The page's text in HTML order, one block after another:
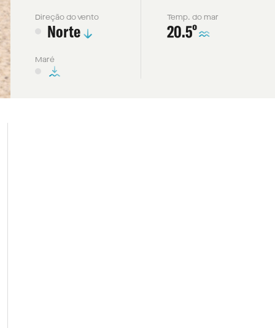
Direção do vento
Norte
Maré
Temp. do mar
20.5º